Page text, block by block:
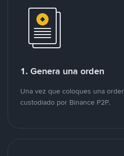
1. Genera una orden
Una vez que coloques una
custodiado por Binance P2P.